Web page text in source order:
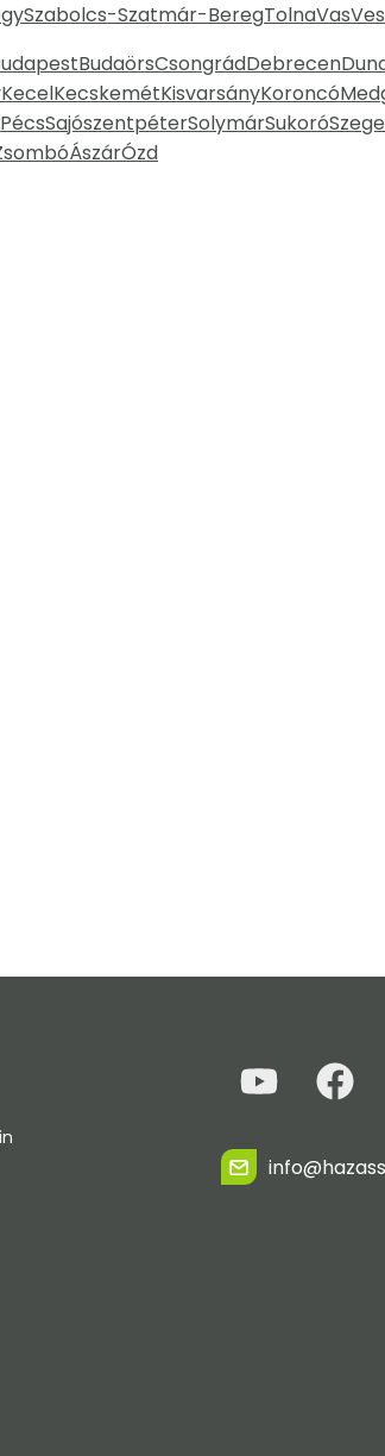
Szabolcs-Szatmár-BeregTolnaVas
BudaörsCsongrádDebrecen
KecelKecskemétKisvarsányKoroncó
PécsSajószentpéterSolymárSukoró
ÁszárÓzd